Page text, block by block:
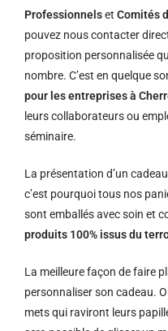
Professionnelset Comités
pouvez nous contacter
proposition personnalisée
nombre. C’est en quelque
pour les entreprises à
leurs collaborateurs ou
séminaire.
La présentation d’un
c’est pourquoi tous nos
sont emballés avec soin et
produits 100% issus du
La meilleure façon de faire
personnaliser son cadeau.
mets qui raviront leurs